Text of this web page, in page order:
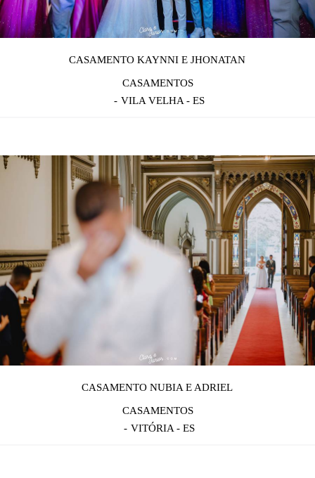
CASAMENTO KAYNNI E JHONATAN
CASAMENTOS
VILA VELHA - ES
CASAMENTO NUBIA E ADRIEL
CASAMENTOS
VITÓRIA - ES